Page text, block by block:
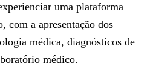
uma plataforma
com a apresentação dos
médica, diagnósticos de
médico.